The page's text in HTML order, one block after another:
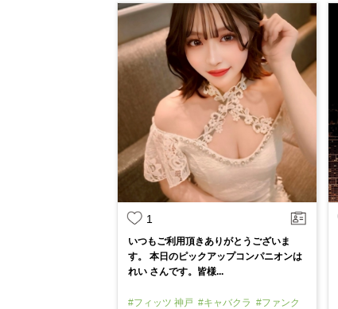
1
いつもご利用頂きありがとうございま
す。 本日のピックアップコンパニオンは
れい さんです。皆様...
#フィッツ 神戸 #キャバクラ #ファンク